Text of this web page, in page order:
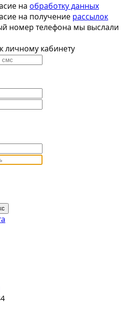
на обработку данных
на получение рассылок
номер телефона мы выслали
личному кабинету